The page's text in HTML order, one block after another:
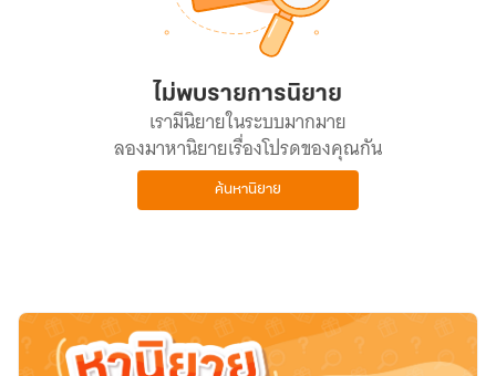
ไม่พบรายการนิยาย
เรามีนิยายในระบบมากมาย
ลองมาหานิยายเรื่องโปรดของคุณกัน
ค้นหานิยาย